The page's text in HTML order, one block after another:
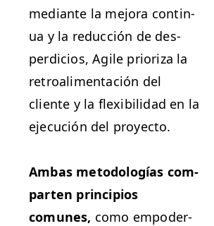
medi­ante la mejo­ra con­tin­
ua y la reduc­ción de des­
perdi­cios, Agile pri­or­iza la
retroal­i­mentación del
cliente y la flex­i­bil­i­dad en la
eje­cu­ción del proyecto.
Ambas metodologías com­
parten prin­ci­p­ios
comunes, como empoder­